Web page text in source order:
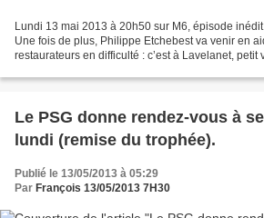
Lundi 13 mai 2013 à 20h50 sur M6, épisode
Une fois de plus, Philippe Etchebest va venir en
restaurateurs en difficulté : c’est à Lavelanet, petit
Le PSG donne rendez-vous à
lundi (remise du trophée).
Publié le 13/05/2013 à 05:29
Par François 13/05/2013 7H30